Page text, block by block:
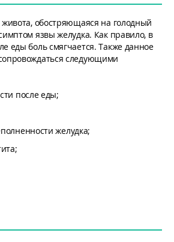
обостряющаяся на голодный
язвы желудка. Как правило, в
еды боль смягчается. Также данное
следующими
после еды;
желудка;